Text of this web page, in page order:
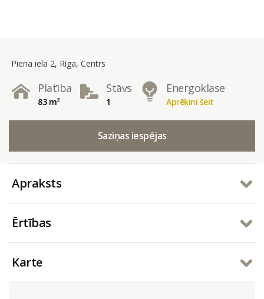
Piena iela 2, Rīga, Centrs
Platība
83 m²
Stāvs
1
Energoklase
Aprēķini šeit
Saziņas iespējas
Apraksts
Ērtības
Karte